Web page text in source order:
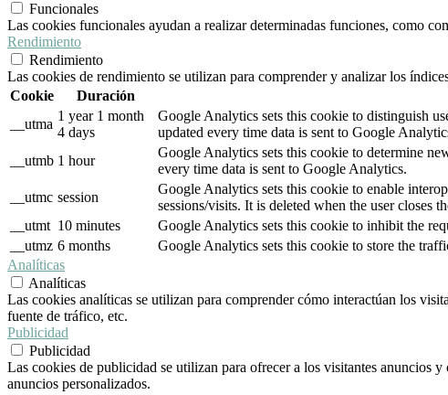
Funcionales
Las cookies funcionales ayudan a realizar determinadas funciones, como
Rendimiento
Rendimiento
Las cookies de rendimiento se utilizan para comprender y analizar los
Cookie
Duración
__utma
1 year 1 month
4 days
Google Analytics sets this cookie to distinguish
updated every time data is sent to Google
__utmb 1 hour
Google Analytics sets this cookie to determine
every time data is sent to Google Analytics.
__utmc session
Google Analytics sets this cookie to enable
sessions/visits. It is deleted when the user closes
__utmt 10 minutes
Google Analytics sets this cookie to inhibit the
__utmz 6 months
Google Analytics sets this cookie to store the
Analíticas
Analíticas
Las cookies analíticas se utilizan para comprender cómo interactúan los
fuente de tráfico, etc.
Publicidad
Publicidad
Las cookies de publicidad se utilizan para ofrecer a los visitantes anuncios
anuncios personalizados.